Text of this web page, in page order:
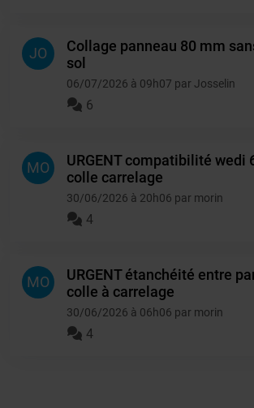
JO
Collage panneau 80 mm
sol
06/07/2026 à 09h07 par Josselin
6
MO
URGENT compatibilité wedi
colle carrelage
30/06/2026 à 20h06 par morin
4
MO
URGENT étanchéité entre
colle à carrelage
30/06/2026 à 06h06 par morin
4